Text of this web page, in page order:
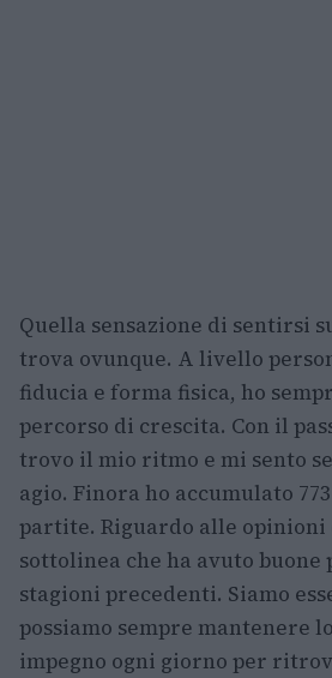
Quella sensazione di sentirsi
trova ovunque. A livello
fiducia e forma fisica, ho
percorso di crescita. Con il
trovo il mio ritmo e mi sento
agio. Finora ho accumulato
partite. Riguardo alle
sottolinea che ha avuto
stagioni precedenti. Siamo
possiamo sempre mantenere
impegno ogni giorno per